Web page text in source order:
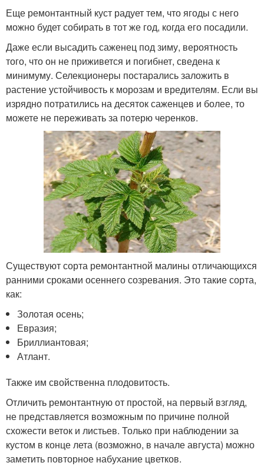
Еще ремонтантный куст радует тем, что ягоды с него
можно будет собирать в тот же год, когда его посадили.
Даже если высадить саженец под зиму, вероятность
того, что он не приживется и погибнет, сведена к
минимуму. Селекционеры постарались заложить в
растение устойчивость к морозам и вредителям. Если вы
изрядно потратились на десяток саженцев и более, то
можете не переживать за потерю черенков.
Существуют сорта ремонтантной малины отличающихся
ранними сроками осеннего созревания. Это такие сорта,
как:
Золотая осень;
Евразия;
Бриллиантовая;
Атлант.
Также им свойственна плодовитость.
Отличить ремонтантную от простой, на первый взгляд,
не представляется возможным по причине полной
схожести веток и листьев. Только при наблюдении за
кустом в конце лета (возможно, в начале августа) можно
заметить повторное набухание цветков.